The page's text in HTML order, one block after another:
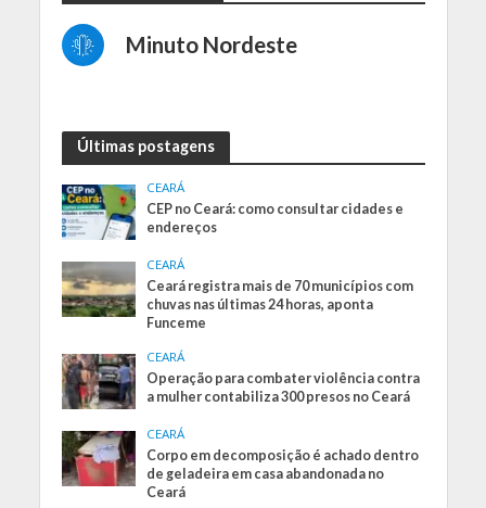
Minuto Nordeste
Últimas postagens
CEARÁ
CEP no Ceará: como consultar cidades e
endereços
CEARÁ
Ceará registra mais de 70 municípios com
chuvas nas últimas 24 horas, aponta
Funceme
CEARÁ
Operação para combater violência contra
a mulher contabiliza 300 presos no Ceará
CEARÁ
Corpo em decomposição é achado dentro
de geladeira em casa abandonada no
Ceará